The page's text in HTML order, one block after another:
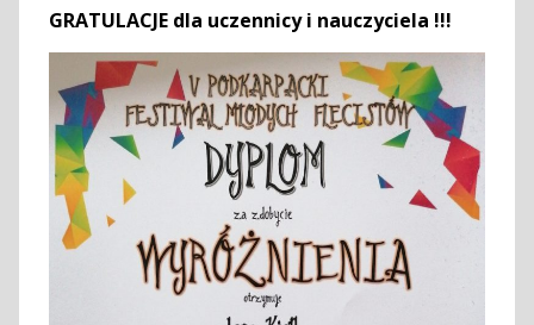
GRATULACJE dla uczennicy i nauczyciela !!!